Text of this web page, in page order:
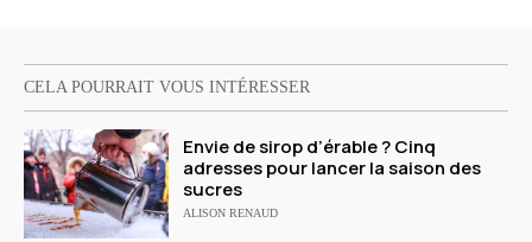
CELA POURRAIT VOUS INTÉRESSER
Envie de sirop d’érable ? Cinq
adresses pour lancer la saison des
sucres
ALISON RENAUD